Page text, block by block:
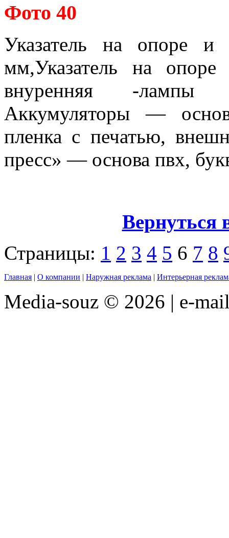
Фото 40
Указатель на опоре
мм,Указатель на
внуренняя -лампы
Аккумуляторы —
пленка с печатью,
пресс» — основа пвх,
Вернуться
Страницы: 1 2 3 4 5 6 7 8
Главная | О компании | Наружная реклама | Интерьерная
Media-souz © 2026 | e-